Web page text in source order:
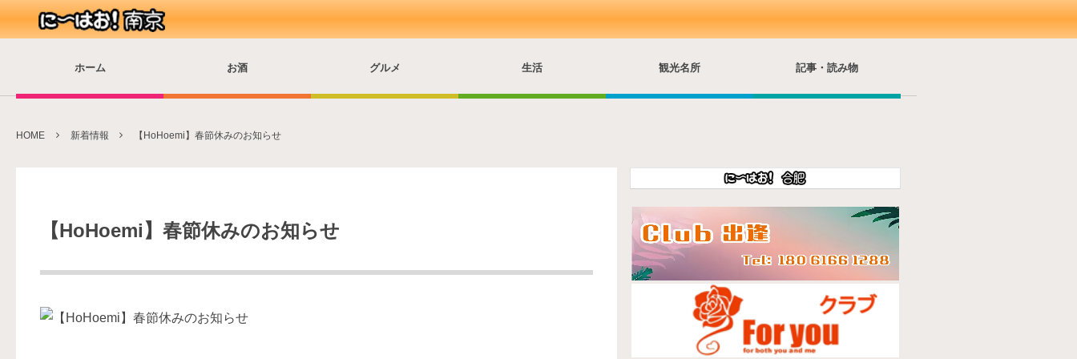
ホーム お酒 グルメ 生活 観光名所 記事・読み物
HOME 新着情報 【HoHoemi】春節休みのお知らせ
【HoHoemi】春節休みのお知らせ